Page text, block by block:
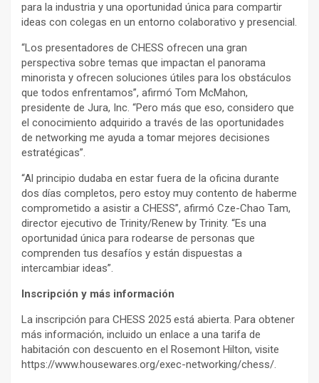
para la industria y una oportunidad única para compartir
ideas con colegas en un entorno colaborativo y presencial.
“Los presentadores de CHESS ofrecen una gran
perspectiva sobre temas que impactan el panorama
minorista y ofrecen soluciones útiles para los obstáculos
que todos enfrentamos”, afirmó Tom McMahon,
presidente de Jura, Inc. “Pero más que eso, considero que
el conocimiento adquirido a través de las oportunidades
de networking me ayuda a tomar mejores decisiones
estratégicas”.
“Al principio dudaba en estar fuera de la oficina durante
dos días completos, pero estoy muy contento de haberme
comprometido a asistir a CHESS”, afirmó Cze-Chao Tam,
director ejecutivo de Trinity/Renew by Trinity. “Es una
oportunidad única para rodearse de personas que
comprenden tus desafíos y están dispuestas a
intercambiar ideas”.
Inscripción y más información
La inscripción para CHESS 2025 está abierta. Para obtener
más información, incluido un enlace a una tarifa de
habitación con descuento en el Rosemont Hilton, visite
https://www.housewares.org/exec-networking/chess/.